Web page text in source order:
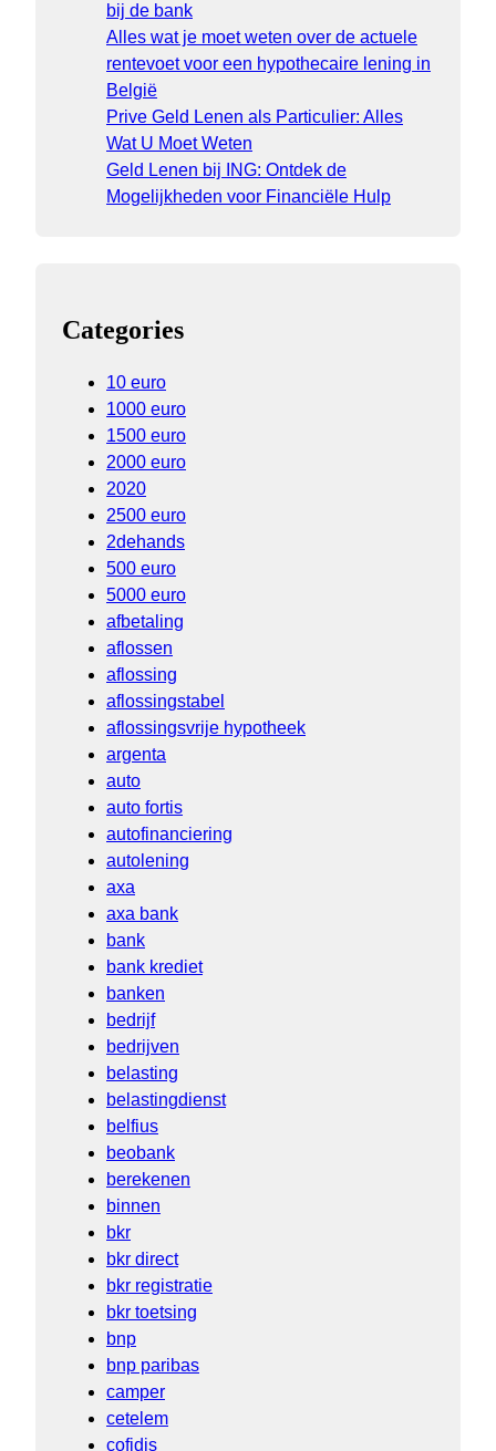
bij de bank
Alles wat je moet weten over de actuele
rentevoet voor een hypothecaire lening in
België
Prive Geld Lenen als Particulier: Alles
Wat U Moet Weten
Geld Lenen bij ING: Ontdek de
Mogelijkheden voor Financiële Hulp
Categories
10 euro
1000 euro
1500 euro
2000 euro
2020
2500 euro
2dehands
500 euro
5000 euro
afbetaling
aflossen
aflossing
aflossingstabel
aflossingsvrije hypotheek
argenta
auto
auto fortis
autofinanciering
autolening
axa
axa bank
bank
bank krediet
banken
bedrijf
bedrijven
belasting
belastingdienst
belfius
beobank
berekenen
binnen
bkr
bkr direct
bkr registratie
bkr toetsing
bnp
bnp paribas
camper
cetelem
cofidis